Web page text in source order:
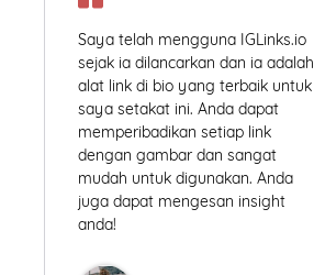
Saya telah mengguna IGLinks.io
sejak ia dilancarkan dan ia adalah
alat link di bio yang terbaik untuk
saya setakat ini. Anda dapat
memperibadikan setiap link
dengan gambar dan sangat
mudah untuk digunakan. Anda
juga dapat mengesan insight
anda!